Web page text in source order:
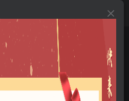
A0206-商业建筑 正文
模型下载